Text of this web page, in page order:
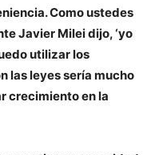
Como ustedes
Javier Milei dijo, ‘yo
utilizar los
las leyes sería mucho
crecimiento en la